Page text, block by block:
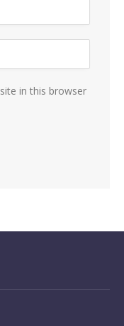
in this browser